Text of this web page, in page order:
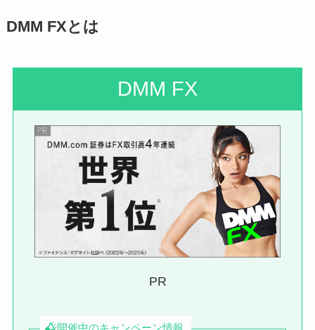
DMM FXとは
DMM FX
PR
開催中のキャンペーン情報